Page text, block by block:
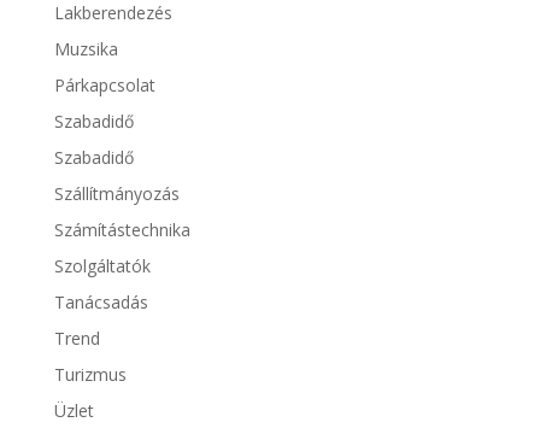
Lakberendezés
Muzsika
Párkapcsolat
Szabadidő
Szabadidő
Szállítmányozás
Számítástechnika
Szolgáltatók
Tanácsadás
Trend
Turizmus
Üzlet